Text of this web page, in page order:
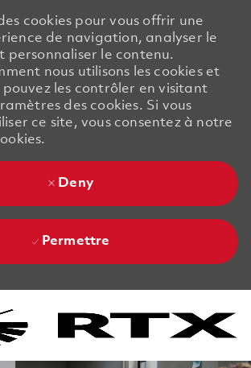
cookies pour vous offrir une
de navigation, analyser le
personnaliser le contenu.
nous utilisons les cookies et
pouvez les contrôler en visitant
des cookies. Si vous
ce site, vous consentez à notre
Deny
Permettre